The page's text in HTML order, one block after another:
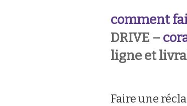
comment
DRIVE –
ligne et
Faire une